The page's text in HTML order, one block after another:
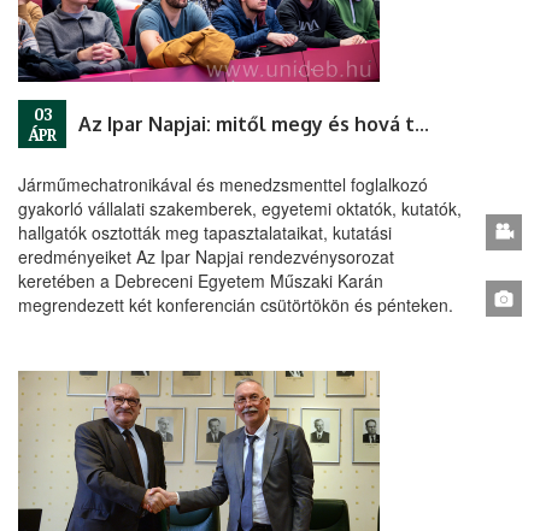
03
ÁPR
Az Ipar Napjai: mitől megy és hová tart
Járműmechatronikával és menedzsmenttel foglalkozó
gyakorló vállalati szakemberek, egyetemi oktatók, kutatók,
hallgatók osztották meg tapasztalataikat, kutatási
eredményeiket Az Ipar Napjai rendezvénysorozat
keretében a Debreceni Egyetem Műszaki Karán
megrendezett két konferencián csütörtökön és pénteken.